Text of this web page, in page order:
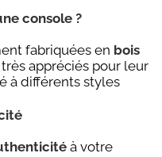
console ?
fabriquées en bois
appréciés pour leur
à différents styles
à votre